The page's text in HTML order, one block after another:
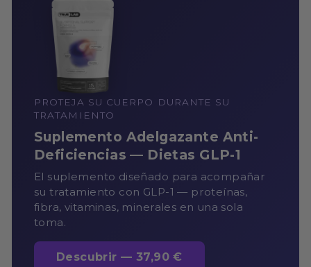
PROTEJA SU CUERPO DURANTE SU
TRATAMIENTO
Suplemento Adelgazante Anti-
Deficiencias — Dietas GLP-1
El suplemento diseñado para acompañar
su tratamiento con GLP-1 — proteínas,
fibra, vitaminas, minerales en una sola
toma.
Descubrir — 37,90 €